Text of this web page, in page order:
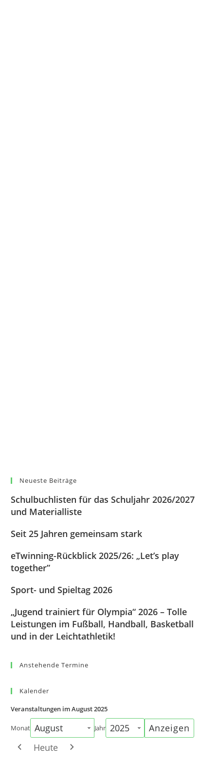
Neueste Beiträge
Schulbuchlisten für das Schuljahr 2026/2027
und Materialliste
Seit 25 Jahren gemeinsam stark
eTwinning-Rückblick 2025/26: „Let’s play
together”
Sport- und Spieltag 2026
„Jugend trainiert für Olympia“ 2026 – Tolle
Leistungen im Fußball, Handball, Basketball
und in der Leichtathletik!
Anstehende Termine
Kalender
Veranstaltungen im August 2025
Monat Jahr
Heute